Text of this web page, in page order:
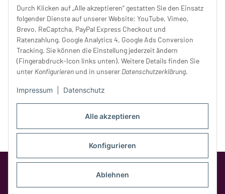
Alle akzeptieren
Konfigurieren
Ablehnen
Durch Klicken auf „Alle akzeptieren“ gestatten Sie den Einsatz
folgender Dienste auf unserer Website: YouTube, Vimeo,
Brevo, ReCaptcha, PayPal Express Checkout und
Ratenzahlung, Google Analytics 4, Google Ads Conversion
Tracking. Sie können die Einstellung jederzeit ändern
(Fingerabdruck-Icon links unten). Weitere Details finden Sie
unter Konfigurieren und in unserer Datenschutzerklärung.
Impressum Datenschutz
Samstag:
10 - 14 Uhr
Unser Service
Rechtliches
Google Analytics deaktivierenStatus: